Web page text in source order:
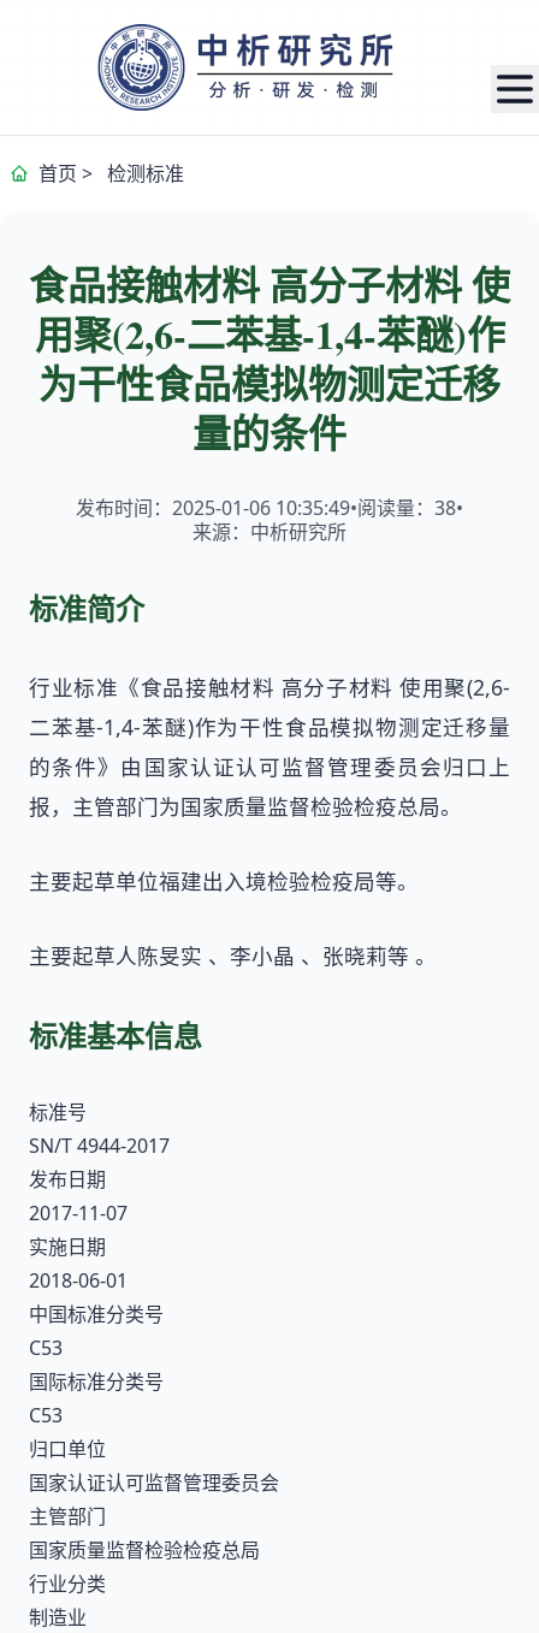
首页 > 检测标准
食品接触材料 高分子材料 使
用聚(2,6-二苯基-1,4-苯醚)作
为干性食品模拟物测定迁移
量的条件
发布时间：2025-01-06 10:35:49•阅读量： 38•
来源：中析研究所
标准简介
行业标准《食品接触材料 高分子材料 使用聚(2,6-
二苯基-1,4-苯醚)作为干性食品模拟物测定迁移量
的条件》由国家认证认可监督管理委员会归口上
报，主管部门为国家质量监督检验检疫总局。
主要起草单位福建出入境检验检疫局等。
主要起草人陈旻实 、李小晶 、张晓莉等 。
标准基本信息
标准号
SN/T 4944-2017
发布日期
2017-11-07
实施日期
2018-06-01
中国标准分类号
C53
国际标准分类号
C53
归口单位
国家认证认可监督管理委员会
主管部门
国家质量监督检验检疫总局
行业分类
制造业